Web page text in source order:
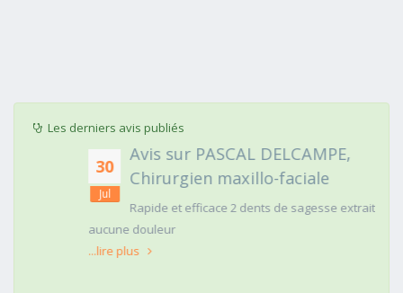
Les derniers avis publiés
Avis sur PASCAL DELCAMPE,
Chirurgien maxillo-faciale
Rapide et efficace 2 dents de sagesse extraites
aucune douleur
...lire plus